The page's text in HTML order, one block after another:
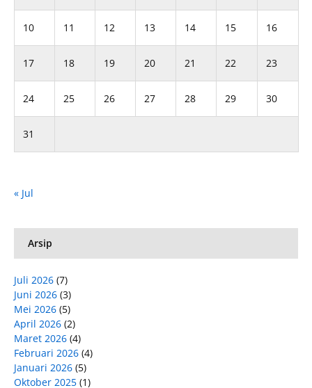
10 11 12 13 14 15 16
17 18 19 20 21 22 23
24 25 26 27 28 29 30
31
« Jul
Arsip
Juli 2026 (7)
Juni 2026 (3)
Mei 2026 (5)
April 2026 (2)
Maret 2026 (4)
Februari 2026 (4)
Januari 2026 (5)
Oktober 2025 (1)